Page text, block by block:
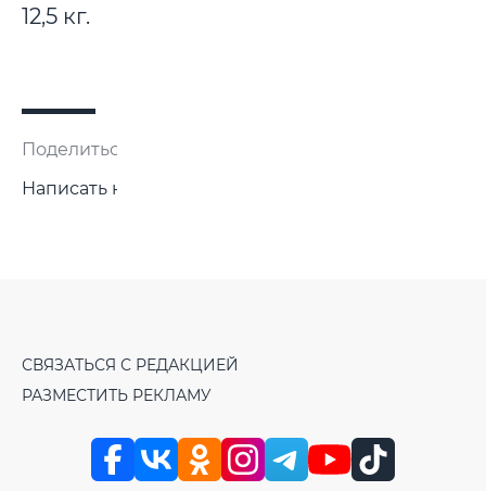
12,5 кг.
Поделиться:
Написать нам
СВЯЗАТЬСЯ С РЕДАКЦИЕЙ
РАЗМЕСТИТЬ РЕКЛАМУ